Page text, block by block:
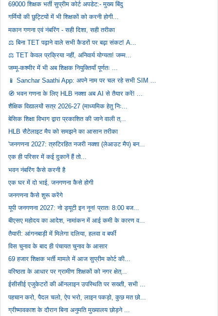
69000 शिक्षक भर्ती सुप्रीम कोर्ट अपडेट:- मुख्य बिंदु
गर्मियों की छुट्टियों में भी शिक्षकों को करनी होगी...
मकान गणना एवं नंबरिंग - सही दिशा, सही तरीका
⚖️ बिना TET पढ़ाने वाले सभी कैडरों पर बढ़ा संकट! A...
⚖️ TET केवल प्रक्रिया नहीं, अनिवार्य योग्यता! जम्म...
जम्मू-कश्मीर में भी अब शिक्षक नियुक्तियाँ पूर्णतः ...
📱 Sanchar Saathi App: अपने नाम पर चल रहे सभी SIM ...
🧭 भवन गणना के लिए HLB नक्शा अब AI से तैयार करें! ...
शैक्षिक विद्यालयों सत्र 2026-27 (माध्यमिक हेतु निः...
बेसिक शिक्षा विभाग द्वारा प्रकाशित की जाने वाली त्...
HLB सैटेलाइट मैप को समझने का आसान तरीका
'जनगणना 2027: त्रुटिरहित नजरी नक्शा (लेआउट मैप) बन...
एक ही परिसर में कई दुकानें हैं तो...
भवन नंबरिंग कैसे करनी है
एक घर में दो भाई, जनगणना कैसे होगी
जनगणना कैसे शुरू करेंगे
यूपी जनगणना 2027: नो ड्यूटी इन नून! प्रातः 8:00 बज...
बीएसए महोदय का आदेश, नामांकन में आई कमी के कारण व...
तैयारी: आंगनबाड़ी में मिलेगा दलिया, हलवा व बर्फी
विस चुनाव के बाद ही पंचायत चुनाव के आसार
69 हजार शिक्षक भर्ती मामले में आज सुप्रीम कोर्ट की...
वरिष्ठता के आधार पर ग्रामीण शिक्षकों को नगर क्षेत्...
ईसीसीई एजुकेटरों की ऑनलाइन उपस्थिति पर सख्ती, सभी ...
पहचान करो, पैदल चलो, ऐप भरो, लाइन पकड़ो, कुछ मत छो...
ग्रीष्मावकाश के दौरान बिना अनुमति मुख्यालय छोड़ने ...